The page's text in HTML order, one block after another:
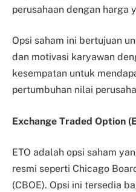
perusahaan dengan harga
Opsi saham ini bertujuan
dan motivasi karyawan
kesempatan untuk
pertumbuhan nilai
Exchange Traded Option
ETO adalah opsi saham
resmi seperti Chicago
(CBOE). Opsi ini tersedia